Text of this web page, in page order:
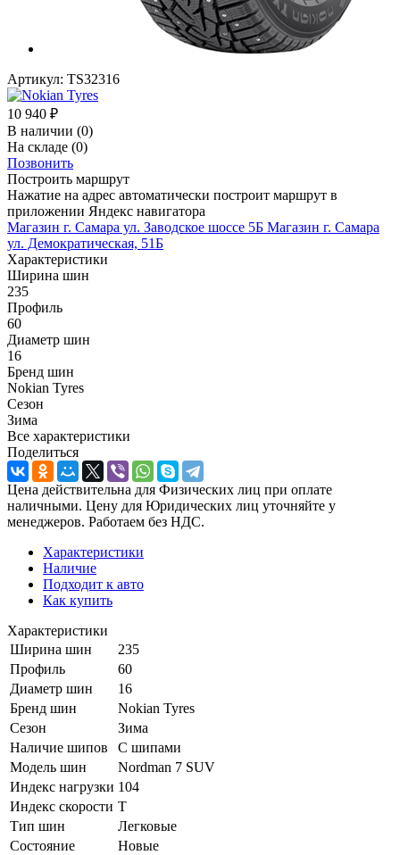
Артикул: TS32316
10 940 ₽
В наличии (0)
На складе (0)
Позвонить
Построить маршрут
Нажатие на адрес автоматически построит маршрут в
приложении Яндекс навигатора
Магазин г. Самара ул. Заводское шоссе 5Б Магазин г. Самара
ул. Демократическая, 51Б
Характеристики
Ширина шин
235
Профиль
60
Диаметр шин
16
Бренд шин
Nokian Tyres
Сезон
Зима
Все характеристики
Поделиться
Цена действительна для Физических лиц при оплате
наличными. Цену для Юридических лиц уточняйте у
менеджеров. Работаем без НДС.
Характеристики
Наличие
Подходит к авто
Как купить
Характеристики
Ширина шин
235
Профиль
60
Диаметр шин
16
Бренд шин
Nokian Tyres
Сезон
Зима
Наличие шипов
С шипами
Модель шин
Nordman 7 SUV
Индекс нагрузки 104
Индекс скорости T
Тип шин
Легковые
Состояние
Новые